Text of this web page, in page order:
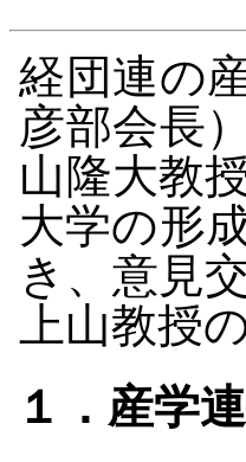
経団連の
彦部会長
山隆大教
大学の形
き、意見
上山教授
１．産学